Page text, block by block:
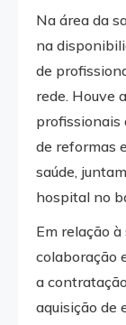
Na área da
na
de
rede. Houve
profissionais
de reformas
saúde,
hospital no
Em relação
colaboração
a
aquisição de